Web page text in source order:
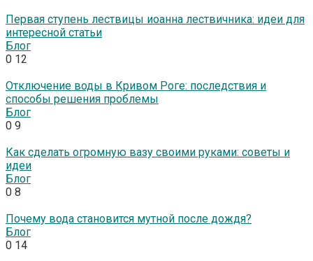
Первая ступень лествицы иоанна лествичника: идеи для
интересной статьи
Блог
0 12
Отключение воды в Кривом Роге: последствия и
способы решения проблемы
Блог
0 9
Как сделать огромную вазу своими руками: советы и
идеи
Блог
0 8
Почему вода становится мутной после дождя?
Блог
0 14